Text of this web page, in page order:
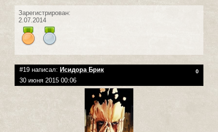
Зарегистрирован:
2.07.2014
#19 написал: Исидора Брик 0
30 июня 2015 00:06